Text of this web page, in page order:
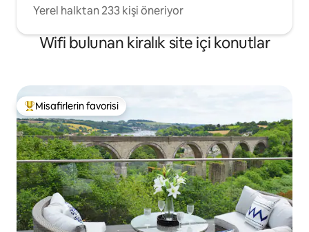
Yerel halktan 233 kişi öneriyor
Wifi bulunan kiralık site içi konutlar
Misafirlerin favorilerinden en beğenilenler arasında
Misafirlerin favorisi